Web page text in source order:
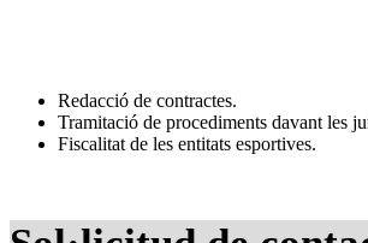
Redacció de contractes.
Tramitació de procediments davant les
Fiscalitat de les entitats esportives.